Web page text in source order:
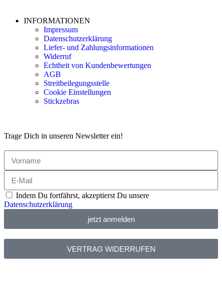
INFORMATIONEN
Impressum
Datenschutzerklärung
Liefer- und Zahlungsinformationen
Widerruf
Echtheit von Kundenbewertungen
AGB
Streitbeilegungsstelle
Cookie Einstellungen
Stickzebras
Trage Dich in unseren Newsletter ein!
Indem Du fortfährst, akzeptierst Du unsere
Datenschutzerklärung
jetzt anmelden
VERTRAG WIDERRUFEN